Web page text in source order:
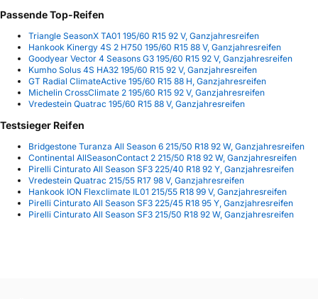
Passende Top-Reifen
Triangle SeasonX TA01 195/60 R15 92 V, Ganzjahresreifen
Hankook Kinergy 4S 2 H750 195/60 R15 88 V, Ganzjahresreifen
Goodyear Vector 4 Seasons G3 195/60 R15 92 V, Ganzjahresreifen
Kumho Solus 4S HA32 195/60 R15 92 V, Ganzjahresreifen
GT Radial ClimateActive 195/60 R15 88 H, Ganzjahresreifen
Michelin CrossClimate 2 195/60 R15 92 V, Ganzjahresreifen
Vredestein Quatrac 195/60 R15 88 V, Ganzjahresreifen
Testsieger Reifen
Bridgestone Turanza All Season 6 215/50 R18 92 W, Ganzjahresreifen
Continental AllSeasonContact 2 215/50 R18 92 W, Ganzjahresreifen
Pirelli Cinturato All Season SF3 225/40 R18 92 Y, Ganzjahresreifen
Vredestein Quatrac 215/55 R17 98 V, Ganzjahresreifen
Hankook ION Flexclimate IL01 215/55 R18 99 V, Ganzjahresreifen
Pirelli Cinturato All Season SF3 225/45 R18 95 Y, Ganzjahresreifen
Pirelli Cinturato All Season SF3 215/50 R18 92 W, Ganzjahresreifen